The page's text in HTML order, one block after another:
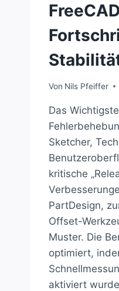
Von Nils Pfeiffer
Das
Sketcher,
kritische
PartDesign,
Offset-
Muster. Die
optimiert,
aktiviert